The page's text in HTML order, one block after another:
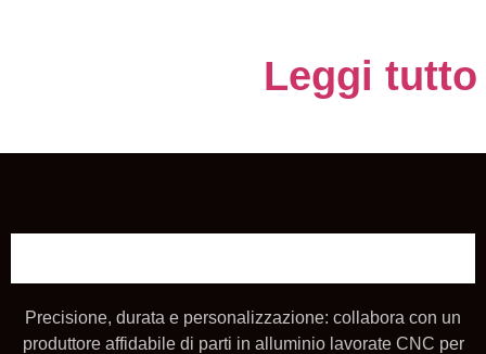
Leggi tutto
Precisione, durata e personalizzazione: collabora con un
produttore affidabile di parti in alluminio lavorate CNC per